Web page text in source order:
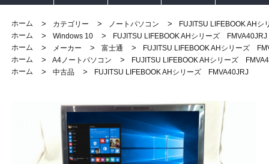
ホーム > カテゴリー > ノートパソコン >
FUJITSU LIFEBOOK AH
ホーム
> Windows 10 >
FUJITSU LIFEBOOK AHシリーズ FMVA40JRJ
ホーム
> メーカー > 富士通 >
FUJITSU LIFEBOOK AHシリーズ
ホーム
> A4ノートパソコン >
FUJITSU LIFEBOOK AHシリーズ
ホーム
> 中古品 > FUJITSU LIFEBOOK AHシリーズ FMVA40JRJ